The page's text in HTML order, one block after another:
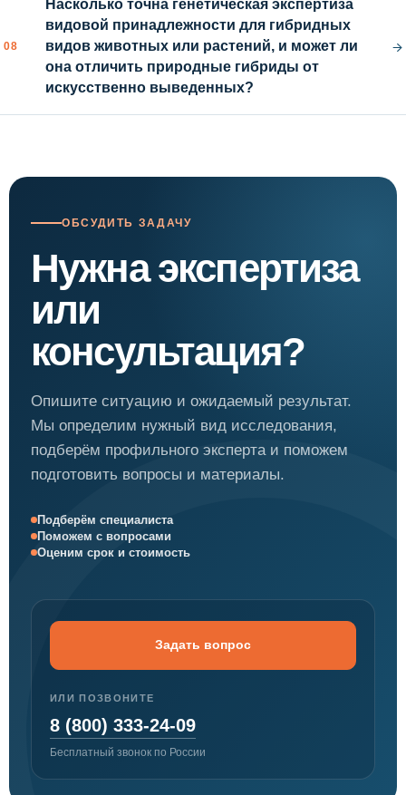
08
Насколько точна генетическая экспертиза
видовой принадлежности для гибридных
видов животных или растений, и может ли
она отличить природные гибриды от
искусственно выведенных?
→
ОБСУДИТЬ ЗАДАЧУ
Нужна экспертиза
или
консультация?
Опишите ситуацию и ожидаемый результат.
Мы определим нужный вид исследования,
подберём профильного эксперта и поможем
подготовить вопросы и материалы.
Подберём специалиста
Поможем с вопросами
Оценим срок и стоимость
Задать вопрос
ИЛИ ПОЗВОНИТЕ
8 (800) 333-24-09
Бесплатный звонок по России